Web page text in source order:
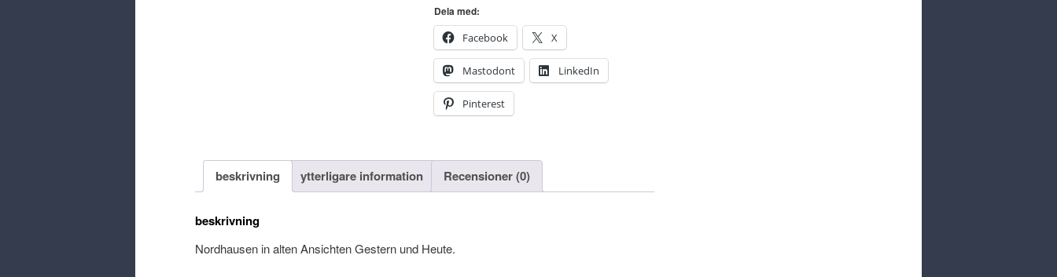
Dela med:
Facebook
X
Mastodont LinkedIn
Pinterest
beskrivning ytterligare information Recensioner (0)
beskrivning
Nordhausen in alten Ansichten Gestern und Heute.